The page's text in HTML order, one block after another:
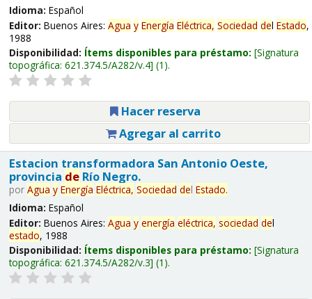
Idioma: Español
Editor: Buenos Aires: Agua y Energía Eléctrica, Sociedad del Estado,
1988
Disponibilidad: Ítems disponibles para préstamo: Signatura
topográfica: 621.374.5/A282/v.4 (1).
Hacer reserva
Agregar al carrito
Estacion transformadora San Antonio Oeste,
provincia deRío Negro.
por Agua y Energía Eléctrica, Sociedad del Estado.
Idioma: Español
Editor: Buenos Aires: Agua y energía eléctrica, sociedad del
estado, 1988
Disponibilidad: Ítems disponibles para préstamo: Signatura
topográfica: 621.374.5/A282/v.3 (1).